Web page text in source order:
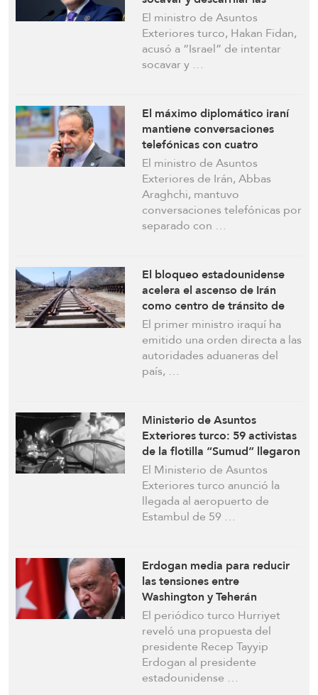
negociaciones entre Irán y
EEUU
El ministro de Asuntos
Exteriores turco, Hakan Fidan,
acusó a “Israel” de intentar
socavar y …
El máximo diplomático iraní
mantiene conversaciones
telefónicas con cuatro
naciones en medio de las
tensiones entre EEUU e
“Israel”
El ministro de Asuntos
Exteriores de Irán, Abbas
Araghchi, mantuvo
conversaciones telefónicas por
separado con …
El bloqueo estadounidense
acelera el ascenso de Irán
como centro de tránsito de
Eurasia
El primer ministro iraquí ha
emitido una orden directa a las
autoridades aduaneras del
país, …
Ministerio de Asuntos
Exteriores turco: 59 activistas
de la flotilla “Sumud” llegaron
a Estambul tras ser arrestados
en Israel
El Ministerio de Asuntos
Exteriores turco anunció la
llegada al aeropuerto de
Estambul de 59 …
Erdogan media para reducir
las tensiones entre
Washington y Teherán
El periódico turco Hurriyet
reveló una propuesta del
presidente Recep Tayyip
Erdogan al presidente
estadounidense …